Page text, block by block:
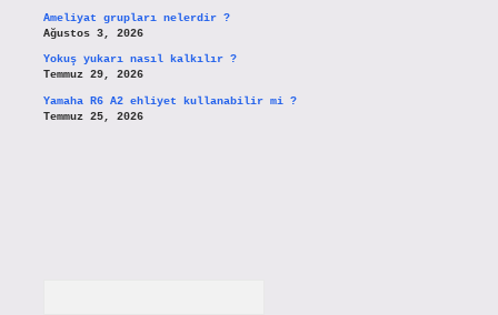
Ameliyat grupları nelerdir ?
Ağustos 3, 2026
Yokuş yukarı nasıl kalkılır ?
Temmuz 29, 2026
Yamaha R6 A2 ehliyet kullanabilir mi ?
Temmuz 25, 2026